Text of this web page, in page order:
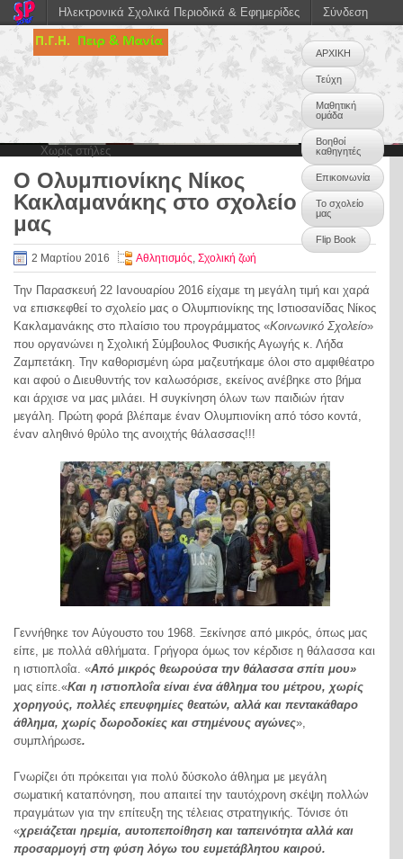
ΑΡΧΙΚΗ
Τεύχη
Μαθητική
ομάδα
Βοηθοί
καθηγητές
Επικοινωνία
Το σχολείο
μας
Flip Book
Χωρίς στήλες
0
Ο Ολυμπιονίκης Νίκος
Κακλαμανάκης στο σχολείο
μας
2 Μαρτίου 2016 Αθλητισμός, Σχολική ζωή
Την Παρασκευή 22 Ιανουαρίου 2016 είχαμε τη μεγάλη τιμή και χαρά
να επισκεφθεί το σχολείο μας ο Ολυμπιονίκης της Ιστιοσανίδας Νίκος
Κακλαμανάκης στο πλαίσιο του προγράμματος «Κοινωνικό Σχολείο»
που οργανώνει η Σχολική Σύμβουλος Φυσικής Αγωγής κ. Λήδα
Ζαμπετάκη. Την καθορισμένη ώρα μαζευτήκαμε όλοι στο αμφιθέατρο
και αφού ο Διευθυντής τον καλωσόρισε, εκείνος ανέβηκε στο βήμα
και άρχισε να μας μιλάει. Η συγκίνηση όλων των παιδιών ήταν
μεγάλη. Πρώτη φορά βλέπαμε έναν Ολυμπιονίκη από τόσο κοντά,
έναν αληθινό θρύλο της ανοιχτής θάλασσας!!!
Γεννήθηκε τον Αύγουστο του 1968. Ξεκίνησε από μικρός, όπως μας
είπε, με πολλά αθλήματα. Γρήγορα όμως τον κέρδισε η θάλασσα και
η ιστιοπλοΐα. «Από μικρός θεωρούσα την θάλασσα σπίτι μου»
μας είπε.«Και η ιστιοπλοΐα είναι ένα άθλημα του μέτρου, χωρίς
χορηγούς, πολλές επευφημίες θεατών, αλλά και πεντακάθαρο
άθλημα, χωρίς δωροδοκίες και στημένους αγώνες»,
συμπλήρωσε.
Γνωρίζει ότι πρόκειται για πολύ δύσκολο άθλημα με μεγάλη
σωματική καταπόνηση, που απαιτεί την ταυτόχρονη σκέψη πολλών
πραγμάτων για την επίτευξη της τέλειας στρατηγικής. Τόνισε ότι
«χρειάζεται ηρεμία, αυτοπεποίθηση και ταπεινότητα αλλά και
προσαρμογή στη φύση λόγω του ευμετάβλητου καιρού.
Ηλεκτρονικά Σχολικά Περιοδικά & Εφημερίδες Σύνδεση